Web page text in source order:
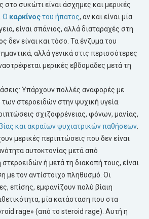
στο συκώτι είναι άσχημες και μερικές
Ο καρκίνοςτου ήπατος, αν και είναι μία
είναι σπάνιος, αλλά διαταραχές στη
δεν είναι και τόσο. Τα ένζυμα του
αλλά γενικά στις περισσότερες
μερικές εβδομάδες μετά τη
Υπάρχουν πολλές αναφορές με
των στεροειδών στην ψυχική υγεία.
σχιζοφρένειας, φόνων, μανίας,
και ακραίων ψυχιατρικών παθήσεων
μερικές περιπτώσεις που δεν είναι
αυτοκτονίας μετά από
ή μετά τη διακοπή τους, είναι
με τον αντίστοιχο πληθυσμό. Οι
επίσης, εμφανίζουν πολύ βίαιη
μία κατάσταση που στα
rage» (από το steroid rage). Αυτή η